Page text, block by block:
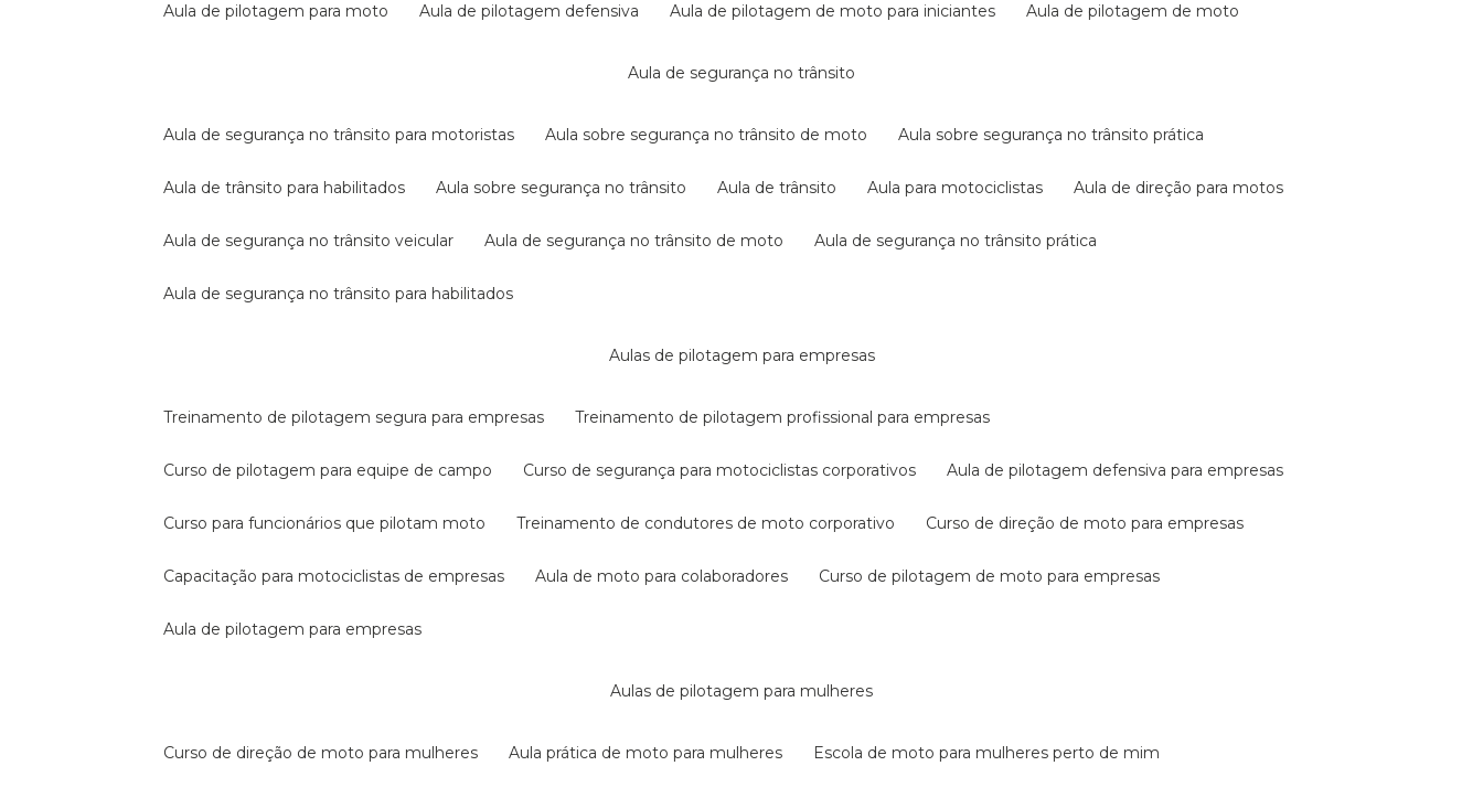
aula de pilotagem para moto aula de pilotagem defensiva aula de pilotagem de moto para iniciantes aula de pilotagem de moto
aula de segurança no trânsito
aula de segurança no trânsito para motoristas aula sobre segurança no trânsito de moto aula sobre segurança no trânsito prática
aula de trânsito para habilitados aula sobre segurança no trânsito aula de trânsito aula para motociclistas aula de direção para motos
aula de segurança no trânsito veicular aula de segurança no trânsito de moto aula de segurança no trânsito prática
aula de segurança no trânsito para habilitados
aulas de pilotagem para empresas
treinamento de pilotagem segura para empresas treinamento de pilotagem profissional para empresas
curso de pilotagem para equipe de campo curso de segurança para motociclistas corporativos aula de pilotagem defensiva para empresas
curso para funcionários que pilotam moto treinamento de condutores de moto corporativo curso de direção de moto para empresas
capacitação para motociclistas de empresas aula de moto para colaboradores curso de pilotagem de moto para empresas
aula de pilotagem para empresas
aulas de pilotagem para mulheres
curso de direção de moto para mulheres aula prática de moto para mulheres escola de moto para mulheres perto de mim